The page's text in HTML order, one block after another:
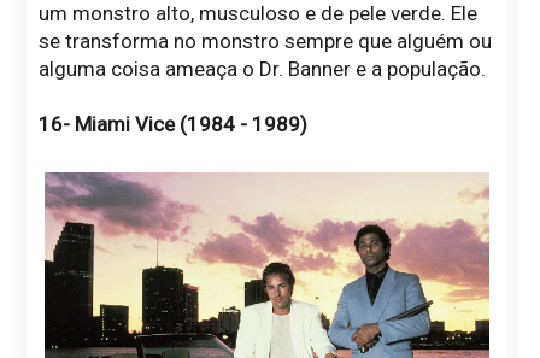
um monstro alto, musculoso e de pele verde. Ele
se transforma no monstro sempre que alguém ou
alguma coisa ameaça o Dr. Banner e a população.
16- Miami Vice (1984 - 1989)